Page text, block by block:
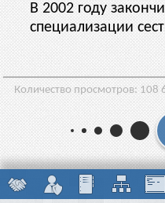
В 2002 году
специализации
Количество просмотров: 108